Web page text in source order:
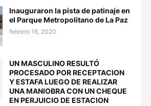
Inauguraron la pista de patinaje en
el Parque Metropolitano de La Paz
febrero 16, 2020
UN MASCULINO RESULTÓ
PROCESADO POR RECEPTACION
Y ESTAFA LUEGO DE REALIZAR
UNA MANIOBRA CON UN CHEQUE
EN PERJUICIO DE ESTACION